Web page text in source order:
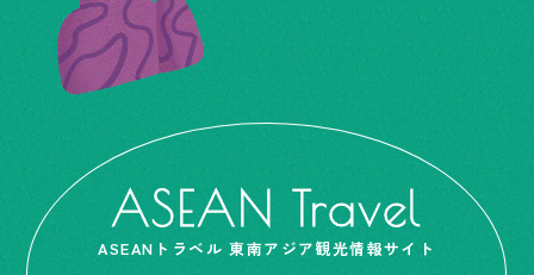
ASEAN Travel
ASEANトラベル 東南アジア観光情報サイト